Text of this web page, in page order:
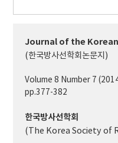
Journal of the
(한국방사선학회논문지)
Volume 8 Number 7
pp.377-382
한국방사선학회
(The Korea Society of